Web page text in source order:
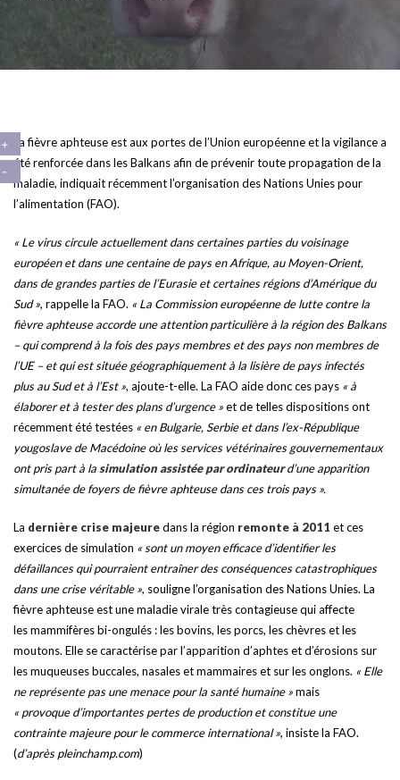
La fièvre aphteuse est aux portes de l’Union européenne et la vigilance a
été renforcée dans les Balkans afin de prévenir toute propagation de la
maladie, indiquait récemment l’organisation des Nations Unies pour
l’alimentation (FAO).
« Le virus circule actuellement dans certaines parties du voisinage
européen et dans une centaine de pays en Afrique, au Moyen-Orient,
dans de grandes parties de l’Eurasie et certaines régions d’Amérique du
Sud », rappelle la FAO. « La Commission européenne de lutte contre la
fièvre aphteuse accorde une attention particulière à la région des Balkans
– qui comprend à la fois des pays membres et des pays non membres de
l’UE – et qui est située géographiquement à la lisière de pays infectés
plus au Sud et à l’Est », ajoute-t-elle. La FAO aide donc ces pays « à
élaborer et à tester des plans d’urgence »et de telles dispositions ont
récemment été testées « en Bulgarie, Serbie et dans l’ex-République
yougoslave de Macédoine où les services vétérinaires gouvernementaux
ont pris part à la simulation assistée par ordinateurd’une apparition
simultanée de foyers de fièvre aphteuse dans ces trois pays ».
La dernière crise majeuredans la région remonte à 2011 et ces
exercices de simulation « sont un moyen efficace d’identifier les
défaillances qui pourraient entraîner des conséquences catastrophiques
dans une crise véritable », souligne l’organisation des Nations Unies. La
fièvre aphteuse est une maladie virale très contagieuse qui affecte
les mammifères bi-ongulés : les bovins, les porcs, les chèvres et les
moutons. Elle se caractérise par l’apparition d’aphtes et d’érosions sur
les muqueuses buccales, nasales et mammaires et sur les onglons. « Elle
ne représente pas une menace pour la santé humaine »mais
« provoque d’importantes pertes de production et constitue une
contrainte majeure pour le commerce international », insiste la FAO.
(d’après pleinchamp.com)